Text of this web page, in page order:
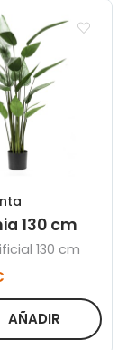
130 cm
130 cm
AÑADIR